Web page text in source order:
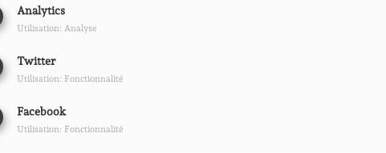
Analytics
Utilisation: Analyse
Twitter
Utilisation: Fonctionnalité
Facebook
Utilisation: Fonctionnalité